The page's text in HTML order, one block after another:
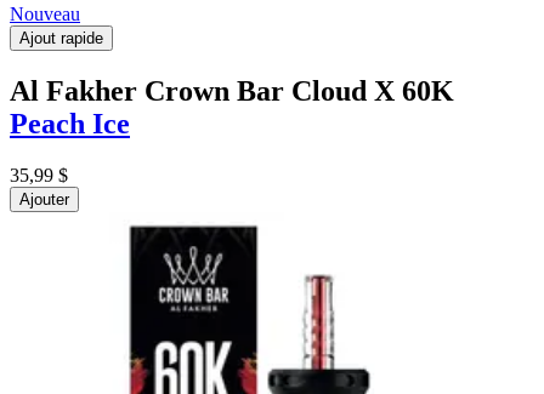
Nouveau
Ajout rapide
Al Fakher Crown Bar Cloud X 60K
Peach Ice
35,99 $
Ajouter